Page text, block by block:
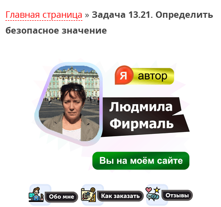
Главная страница » Задача 13.21. Определить
безопасное значение